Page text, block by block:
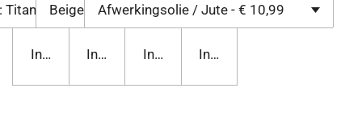
In winkelwagenIn winkelwagenIn winkelwagenIn winkelwagen